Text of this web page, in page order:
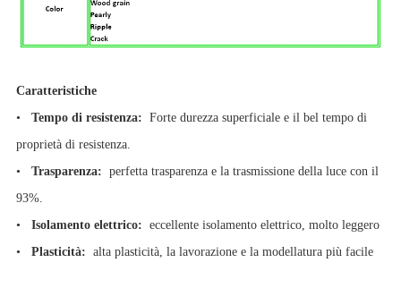
Caratteristiche
• Tempo di resistenza: Forte durezza superficiale e il bel tempo di
proprietà di resistenza.
• Trasparenza: perfetta trasparenza e la trasmissione della luce con il
93%.
•
Isolamento elettrico: eccellente isolamento elettrico, molto leggero
•
Plasticità: alta plasticità, la lavorazione e la modellatura più facile